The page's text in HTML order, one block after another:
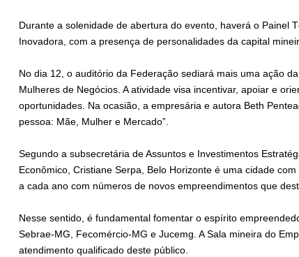
Durante a solenidade de abertura do evento, haverá o Painel
Inovadora, com a presença de personalidades da capital
No dia 12, o auditório da Federação sediará mais uma ação
Mulheres de Negócios. A atividade visa incentivar, apoiar e
oportunidades. Na ocasião, a empresária e autora Beth
pessoa: Mãe, Mulher e Mercado”.
Segundo a subsecretária de Assuntos e Investimentos
Econômico, Cristiane Serpa, Belo Horizonte é uma cidade
a cada ano com números de novos empreendimentos que
Nesse sentido, é fundamental fomentar o espírito
Sebrae-MG, Fecomércio-MG e Jucemg. A Sala mineira do
atendimento qualificado deste público.